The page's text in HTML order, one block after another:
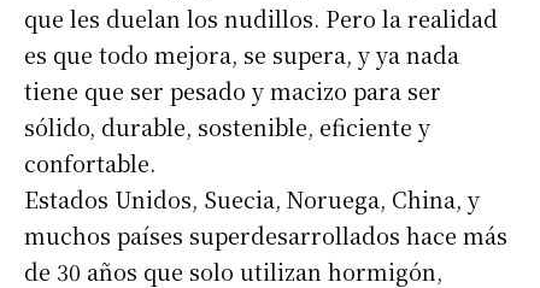
que les duelan los nudillos. Pero la realidad
es que todo mejora, se supera, y ya nada
tiene que ser pesado y macizo para ser
sólido, durable, sostenible, eficiente y
confortable.
Estados Unidos, Suecia, Noruega, China, y
muchos países superdesarrollados hace más
de 30 años que solo utilizan hormigón,